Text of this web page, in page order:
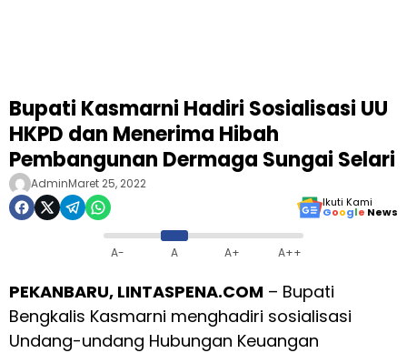
Bupati Kasmarni Hadiri Sosialisasi UU
HKPD dan Menerima Hibah
Pembangunan Dermaga Sungai Selari
AdminMaret 25, 2022
Ikuti Kami
Google News
A- A A+ A++
PEKANBARU, LINTASPENA.COM – Bupati
Bengkalis Kasmarni menghadiri sosialisasi
Undang-undang Hubungan Keuangan